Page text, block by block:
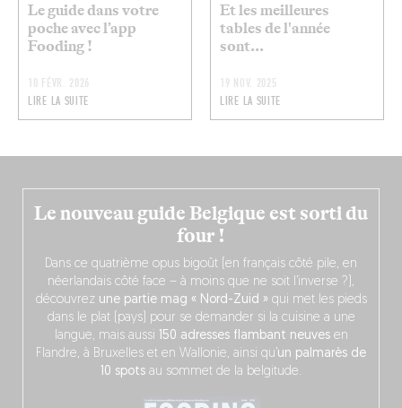
Le guide dans votre
poche avec l’app
Fooding !
10 FÉVR. 2026
LIRE LA SUITE
Et les meilleures
tables de l'année
sont...
19 NOV. 2025
LIRE LA SUITE
Le nouveau guide Belgique est sorti du
four !
Dans ce quatrième opus bigoût (en français côté pile, en
néerlandais côté face – à moins que ne soit l’inverse ?),
découvrez une partie mag « Nord-Zuid » qui met les pieds
dans le plat (pays) pour se demander si la cuisine a une
langue, mais aussi 150 adresses flambant neuvesen
Flandre, à Bruxelles et en Wallonie, ainsi qu’un palmarès de
10 spots au sommet de la belgitude.